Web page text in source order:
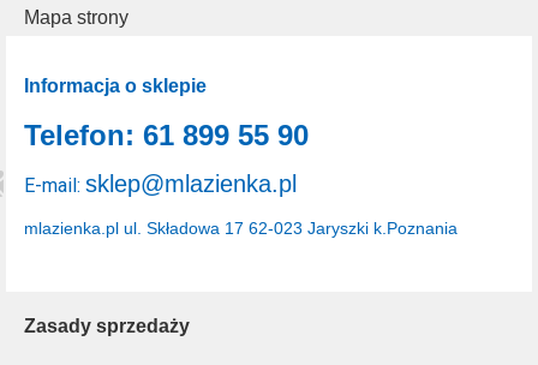
Mapa strony
Zasady sprzedaży
Informacja o sklepie
mlazienka.pl ul. Składowa 17 62-023 Jaryszki k.Poznania
Telefon: 61 899 55 90
E-mail: sklep@mlazienka.pl